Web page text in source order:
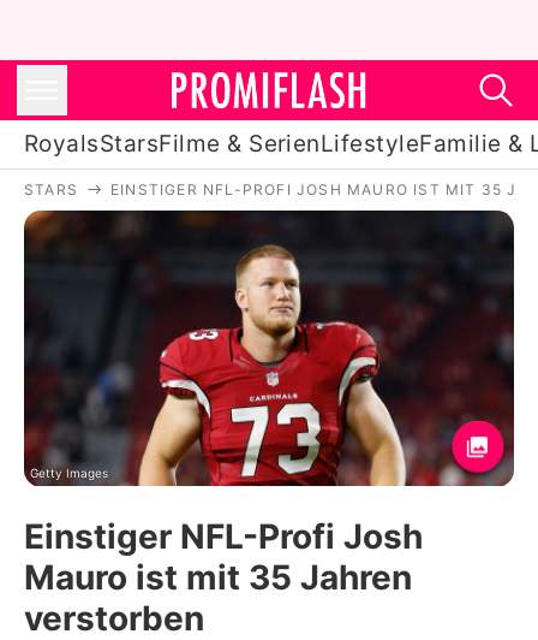
RoyalsStarsFilme & SerienLifestyleFamilie &
Royals
Stars
Filme & Serien
Lifestyle
Familie & Liebe
Promiflash Exklusiv
Alle Themen auf Promiflash
STARS EINSTIGER NFL-PROFI JOSH MAURO IST MIT 35
Getty Images
Einstiger NFL-Profi Josh
Mauro ist mit 35 Jahren
verstorben